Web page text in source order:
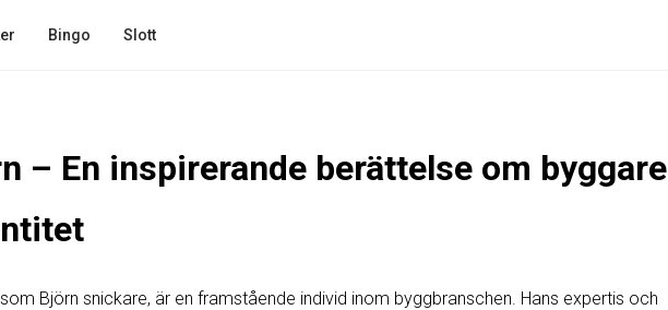
Bingo Slott
– En inspirerande berättelse om byggare
Björn snickare, är en framstående individ inom byggbranschen. Hans expertis och